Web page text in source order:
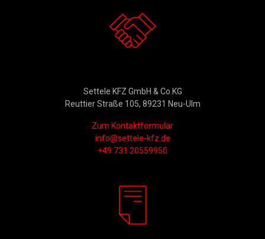
Settele KFZ GmbH & Co.KG
Reuttier Straße 105, 89231 Neu-Ulm
Zum Kontaktformular
info@settele-kfz.de
+49 731 20559950